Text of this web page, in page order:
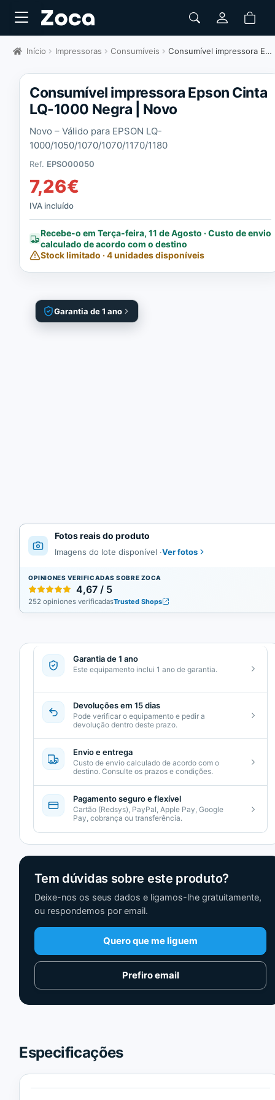
Início Impressoras Consumíveis Consumível impressora Epson Cinta LQ-1000 Negra | Novo
Garantia de 1 ano
Fotos reais do produto
Imagens do lote disponível ·Ver fotos
OPINIONES VERIFICADAS SOBRE ZOCA
4,67 / 5
252 opiniones verificadasTrusted Shops
Consumível impressora Epson Cinta
LQ-1000 Negra | Novo
Novo – Válido para EPSON LQ-
1000/1050/1070/1070/1170/1180
Ref. EPSO00050
7,26€
IVA incluído
Recebe-o em Terça-feira, 11 de Agosto · Custo de envio
calculado de acordo com o destino
Stock limitado · 4 unidades disponíveis
Garantia de 1 ano
Este equipamento inclui 1 ano de garantia.
Devoluções em 15 dias
Pode verificar o equipamento e pedir a
devolução dentro deste prazo.
Envio e entrega
Custo de envio calculado de acordo com o
destino. Consulte os prazos e condições.
Pagamento seguro e flexível
Cartão (Redsys), PayPal, Apple Pay, Google
Pay, cobrança ou transferência.
Tem dúvidas sobre este produto?
Deixe-nos os seus dados e ligamos-lhe gratuitamente,
ou respondemos por email.
Quero que me liguem
Prefiro email
Especificações